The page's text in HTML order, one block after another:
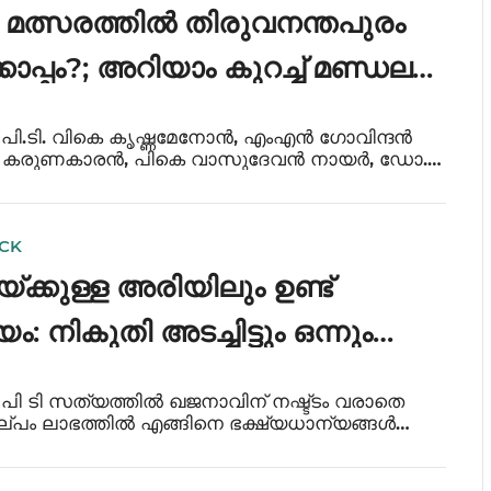
തിരുവനന്തപുരം
അറിയാം കുറച്ച് മണ്ഡല
പി.ടി. വികെ കൃഷ്ണമേനോൻ, എംഎൻ ഗോവിന്ദൻ
കരുണകാരൻ, പികെ വാസുദേവൻ നായർ, ഡോ.
നേതാക്കളെ വിജയിപ്പിച്ച മണ്ഡലമാണ്
അരിയിലും ഉണ്ട്
നികുതി അടച്ചിട്ടും ഒന്നും
പി ടി സത്യത്തിൽ ഖജനാവിന് നഷ്ട്ടം വരാതെ
ലാഭത്തിൽ എങ്ങിനെ ഭക്ഷ്യധാന്യങ്ങൾ
അരിയുടെ രാഷ്ട്രീയം. ഇന്നലെ